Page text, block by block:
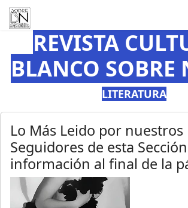
REVISTA
BLANCO SOBRE
LITERATURA
Lo Más Leido por nuestros
Seguidores de esta
información al final de la